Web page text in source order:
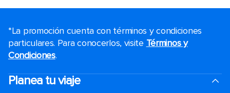
*La promoción cuenta con términos y condiciones
particulares. Para conocerlos, visite Términos y
Condiciones.
Planea tu viaje